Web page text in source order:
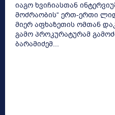
იაგო ხვიჩიასთან
მოძრაობის“ ერთ-ერთი
მიერ აფხაზეთის ომთან
გამო პროკურატურამ
ბარამიძემ...